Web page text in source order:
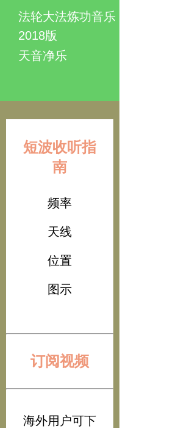
法轮大法炼功音乐
2018版
天音净乐
短波收听指
南
频率
天线
位置
图示
订阅视频
海外用户可下